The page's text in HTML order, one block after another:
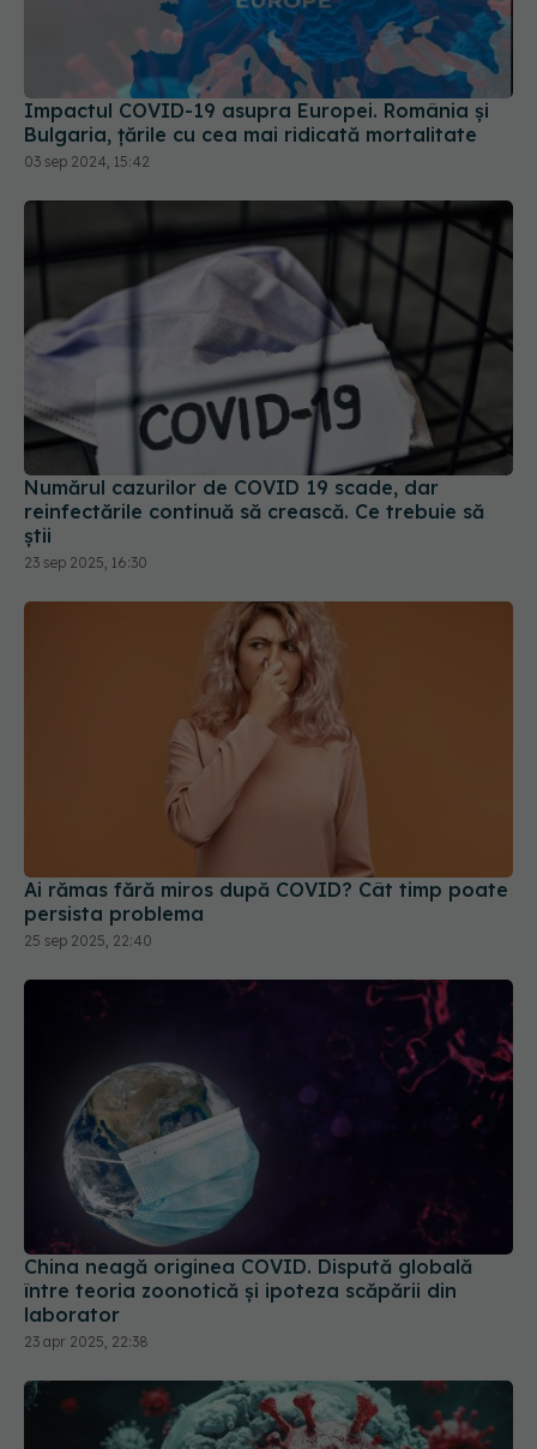
Impactul COVID-19 asupra Europei. România și
Bulgaria, țările cu cea mai ridicată mortalitate
03 sep 2024, 15:42
Numărul cazurilor de COVID 19 scade, dar
reinfectările continuă să crească. Ce trebuie să
știi
23 sep 2025, 16:30
Ai rămas fără miros după COVID? Cât timp poate
persista problema
25 sep 2025, 22:40
China neagă originea COVID. Dispută globală
între teoria zoonotică și ipoteza scăpării din
laborator
23 apr 2025, 22:38